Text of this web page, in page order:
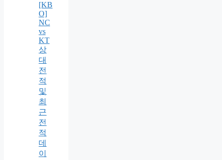
[KB
O]
NC
vs
KT
상
대
전
적
및
최
근
전
적
데
이